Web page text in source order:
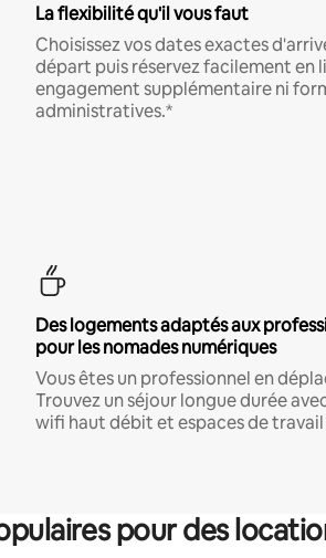
La flexibilité qu'il vous faut
Choisissez vos dates exactes
départ puis réservez facilement en
engagement supplémentaire ni
administratives.*
Des logements adaptés aux
pour les nomades numériques
Vous êtes un professionnel en
Trouvez un séjour longue durée
wifi haut débit et espaces de travail
pour des